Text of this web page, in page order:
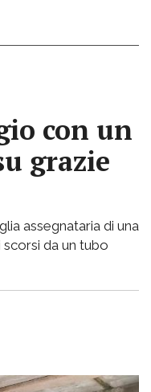
con un
grazie
assegnataria di una
da un tubo